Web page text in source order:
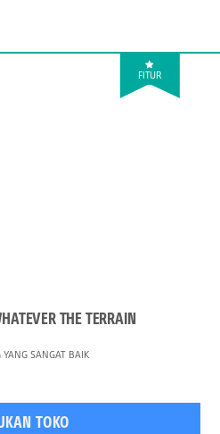
FITUR
THE TERRAIN
SANGAT BAIK
TOKO